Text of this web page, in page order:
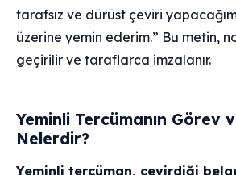
tarafsız ve dürüst çeviri
üzerine yemin ederim.” Bu metin,
geçirilir ve taraflarca imzalanır.
Yeminli Tercümanın Görev
Nelerdir?
Yeminli tercüman, çevirdiği